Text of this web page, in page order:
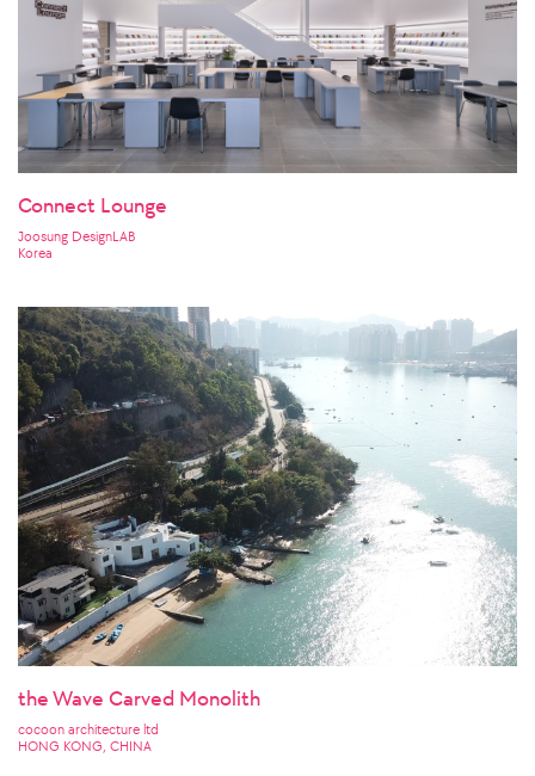
Connect Lounge
Joosung DesignLAB
Korea
the Wave Carved Monolith
cocoon architecture ltd
HONG KONG, CHINA